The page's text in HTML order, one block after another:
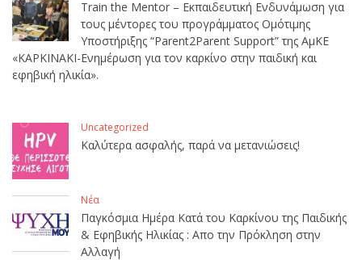
Train the Mentor – Εκπαιδευτική Ενδυνάμωση για
τους μέντορες του προγράμματος Ομότιμης
Υποστήριξης “Parent2Parent Support” της ΑμΚΕ
«ΚΑΡΚΙΝΑΚΙ-Ενημέρωση για τον καρκίνο στην παιδική και
εφηβική ηλικία».
Uncategorized
Καλύτερα ασφαλής, παρά να μετανιώσεις!
Νέα
Παγκόσμια Ημέρα Κατά του Καρκίνου της Παιδικής
& Εφηβικής Ηλικίας : Απο την Πρόκληση στην
Αλλαγή